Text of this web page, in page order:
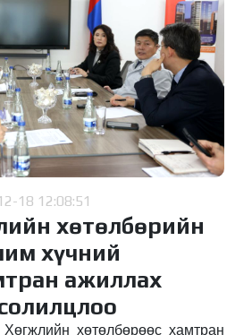
18 12:08:51
хөтөлбөрийн
хүчний
ажиллах
хөтөлбөрөөс хамтран